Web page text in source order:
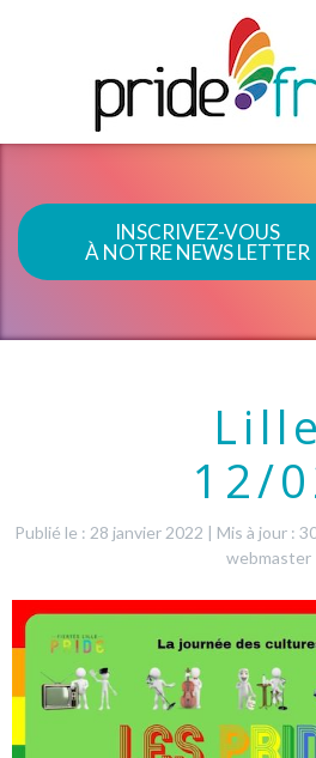
INSCRIVEZ-VOUS
À NOTRE NEWS LETTER
Lille
12/
Publié le : 28 janvier 2022 | Mis à jour :
webmaster